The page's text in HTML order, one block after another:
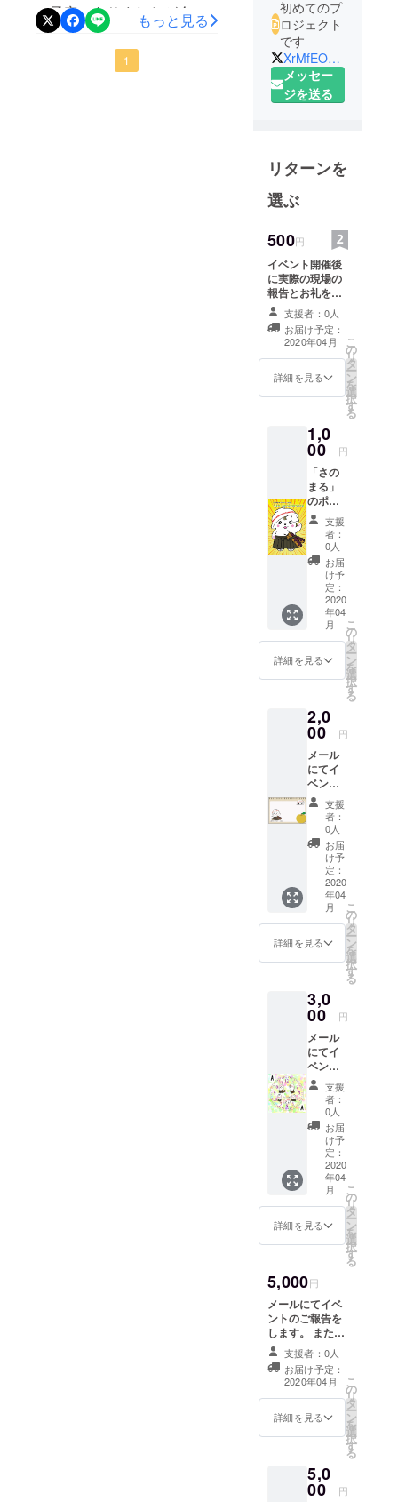
の予定でありましたが今回
のコロナ問題で場所を貸与
いただく予定だった場所が
もっと見る
1
初めてのプ
ロジェクト
です
XrMfEOSP3992TMn
メッセー
ジを送る
リターンを
選ぶ
500円
イベント開催後
に実際の現場の
報告とお礼を
メールにて送信
致します。
支援者：0人
お届け予定：
2020年04月
詳細を見る
こ
の
リ
タ
ー
ン
を
選
択
す
る
1,0
00 円
「さの
まる」
のポス
トカー
ドを使
用して
お礼状
を送付
いたし
ます。
（使用
させて
いただ
くポス
カの種
類はラ
になり
ま
す。）
また、
イベン
トの開
催報告
をメー
ルでさ
せてい
ただき
ます。
支援
者：
0人
お届
け予
定：
2020
年04
月
詳細を見る
こ
の
リ
タ
ー
ン
を
選
択
す
る
2,0
00 円
メール
にてイ
ベント
のご報
告をし
ます。
また以
下のも
のを送
付させ
ていた
だきま
す。 ・
さのま
るポス
カセッ
のまる
下敷き
・さの
まるス
テッ
カー ＊
さのま
るのデ
ザイン
は写真
のもの
だけで
ないの
でラン
ダムに
送られ
ます。
支援
者：
0人
お届
け予
定：
2020
年04
月
詳細を見る
こ
の
リ
タ
ー
ン
を
選
択
す
る
3,0
00 円
メール
にてイ
ベント
のご報
告をし
ます。
また以
下のも
のを送
付させ
ていた
だきま
す。 ・
さのま
るポス
カセッ
のまる
目覚ま
し時計
＊さの
まるの
デザイ
ンは写
真のも
のだけ
のでラ
ンダム
す。
支援
者：
0人
お届
け予
定：
2020
年04
月
詳細を見る
こ
の
リ
タ
ー
ン
を
選
択
す
る
5,000円
メールにてイベ
ントのご報告を
します。 また以
下のものを送付
させていただき
ます。 ・さのま
るポスカセット
・さのまる下敷
き ・さのまるス
テッカー ・さの
インは写真のも
のだけでないの
支援者：0人
お届け予定：
2020年04月
詳細を見る
こ
の
リ
タ
ー
ン
を
選
択
す
る
5,0
00 円